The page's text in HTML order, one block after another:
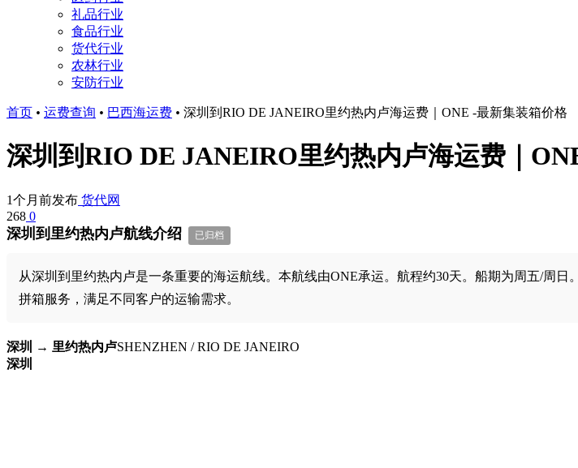
礼品行业
食品行业
货代行业
农林行业
安防行业
首页 • 运费查询 • 巴西海运费 • 深圳到RIO DE JANEIRO里约热内卢海运费｜ONE -最新集装箱价格
深圳到RIO DE JANEIRO里约热内卢海运费｜
1个月前发布 货代网
268 0
深圳到里约热内卢航线介绍 已归档
从深圳到里约热内卢是一条重要的海运航线。本航线由ONE承运。航程约30天。船期为周五/周
拼箱服务，满足不同客户的运输需求。
深圳 → 里约热内卢SHENZHEN / RIO DE JANEIRO
深圳